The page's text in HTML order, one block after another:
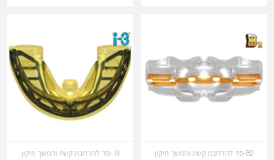
B2-סד להרחבת קשת והמשך תיקון
I3 -סד להרחבת קשת והמשך תיקון